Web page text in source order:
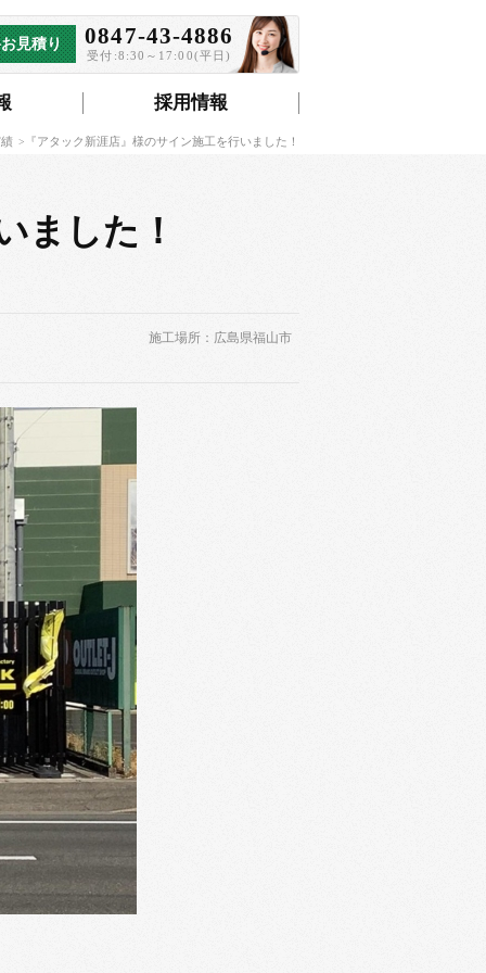
採用情報
0847-43-4886
受付:8:30～17:00(平日)
見積り
『アタック新涯店』様のサイン施工を行いました！
ました！
施工場所：広島県福山市